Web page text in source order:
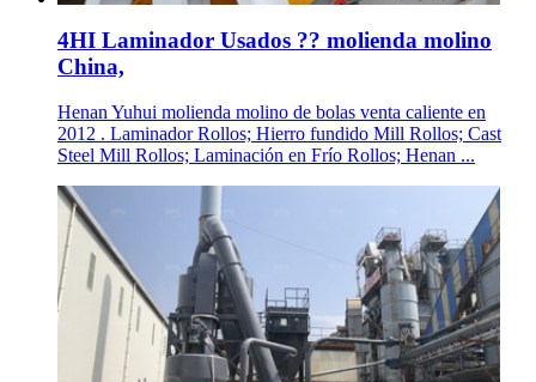
4HI Laminador Usados ?? molienda molino
China,
Henan Yuhui molienda molino de bolas venta caliente en
2012 . Laminador Rollos; Hierro fundido Mill Rollos; Cast
Steel Mill Rollos; Laminación en Frío Rollos; Henan ...